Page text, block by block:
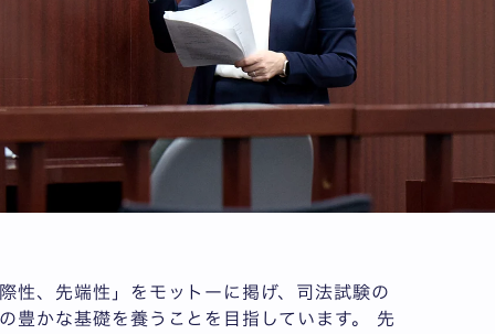
性、先端性」をモットーに掲げ、司法試験の
豊かな基礎を養うことを目指しています。 先